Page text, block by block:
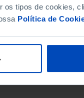
tipos de cookies,
Política de